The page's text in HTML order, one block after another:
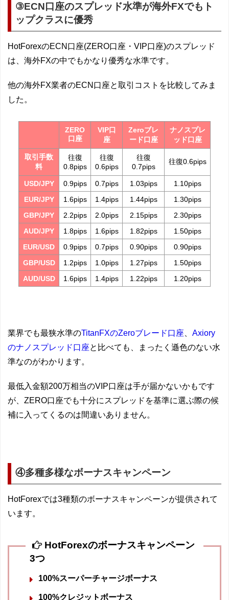
③ECN口座のスプレッド水準が海外FXでもト
ップクラスに優秀
HotForexのECN口座(ZERO口座・VIP口座)のスプレッド
は、海外FXの中でもかなり優秀な水準です。
他の海外FX業者のECN口座と取引コストを比較してみま
した。
ZERO
口座
VIP口
座
Zeroブレ
ード口座
ナノスプレ
ッド口座
取引手数
料
往復
0.8pips
往復
0.6pips
往復
0.7pips
往復0.6pips
USD/JPY 0.9pips 0.7pips 1.03pips
1.10pips
EUR/JPY
1.6pips 1.4pips 1.44pips
1.30pips
GBP/JPY
2.2pips 2.0pips 2.15pips
2.30pips
AUD/JPY
1.8pips 1.6pips 1.82pips
1.50pips
EUR/USD
0.9pips 0.7pips 0.90pips
0.90pips
GBP/USD
1.2pips 1.0pips 1.27pips
1.50pips
AUD/USD
1.6pips 1.4pips 1.22pips 1.20pips
業界でも最狭水準のTitanFXのZeroブレード口座
Axiory
のナノスプレッド口座と比べても、まったく遜色のない水
準なのがわかります。
最低入金額200万相当のVIP口座は手が届かないかもです
が、ZERO口座でも十分にスプレッドを基準に選ぶ際の候
補に入ってくるのは間違いありません。
④多種多様なボーナスキャンペーン
HotForexでは3種類のボーナスキャンペーンが提供されて
います。
HotForexのボーナスキャンペーン
3つ
100%スーパーチャージボーナス
100%クレジットボーナス